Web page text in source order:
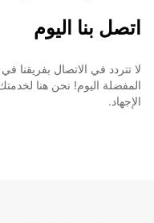
اتصل بنا اليوم
المفضلة اليوم! نحن هنا
الإجهاد.